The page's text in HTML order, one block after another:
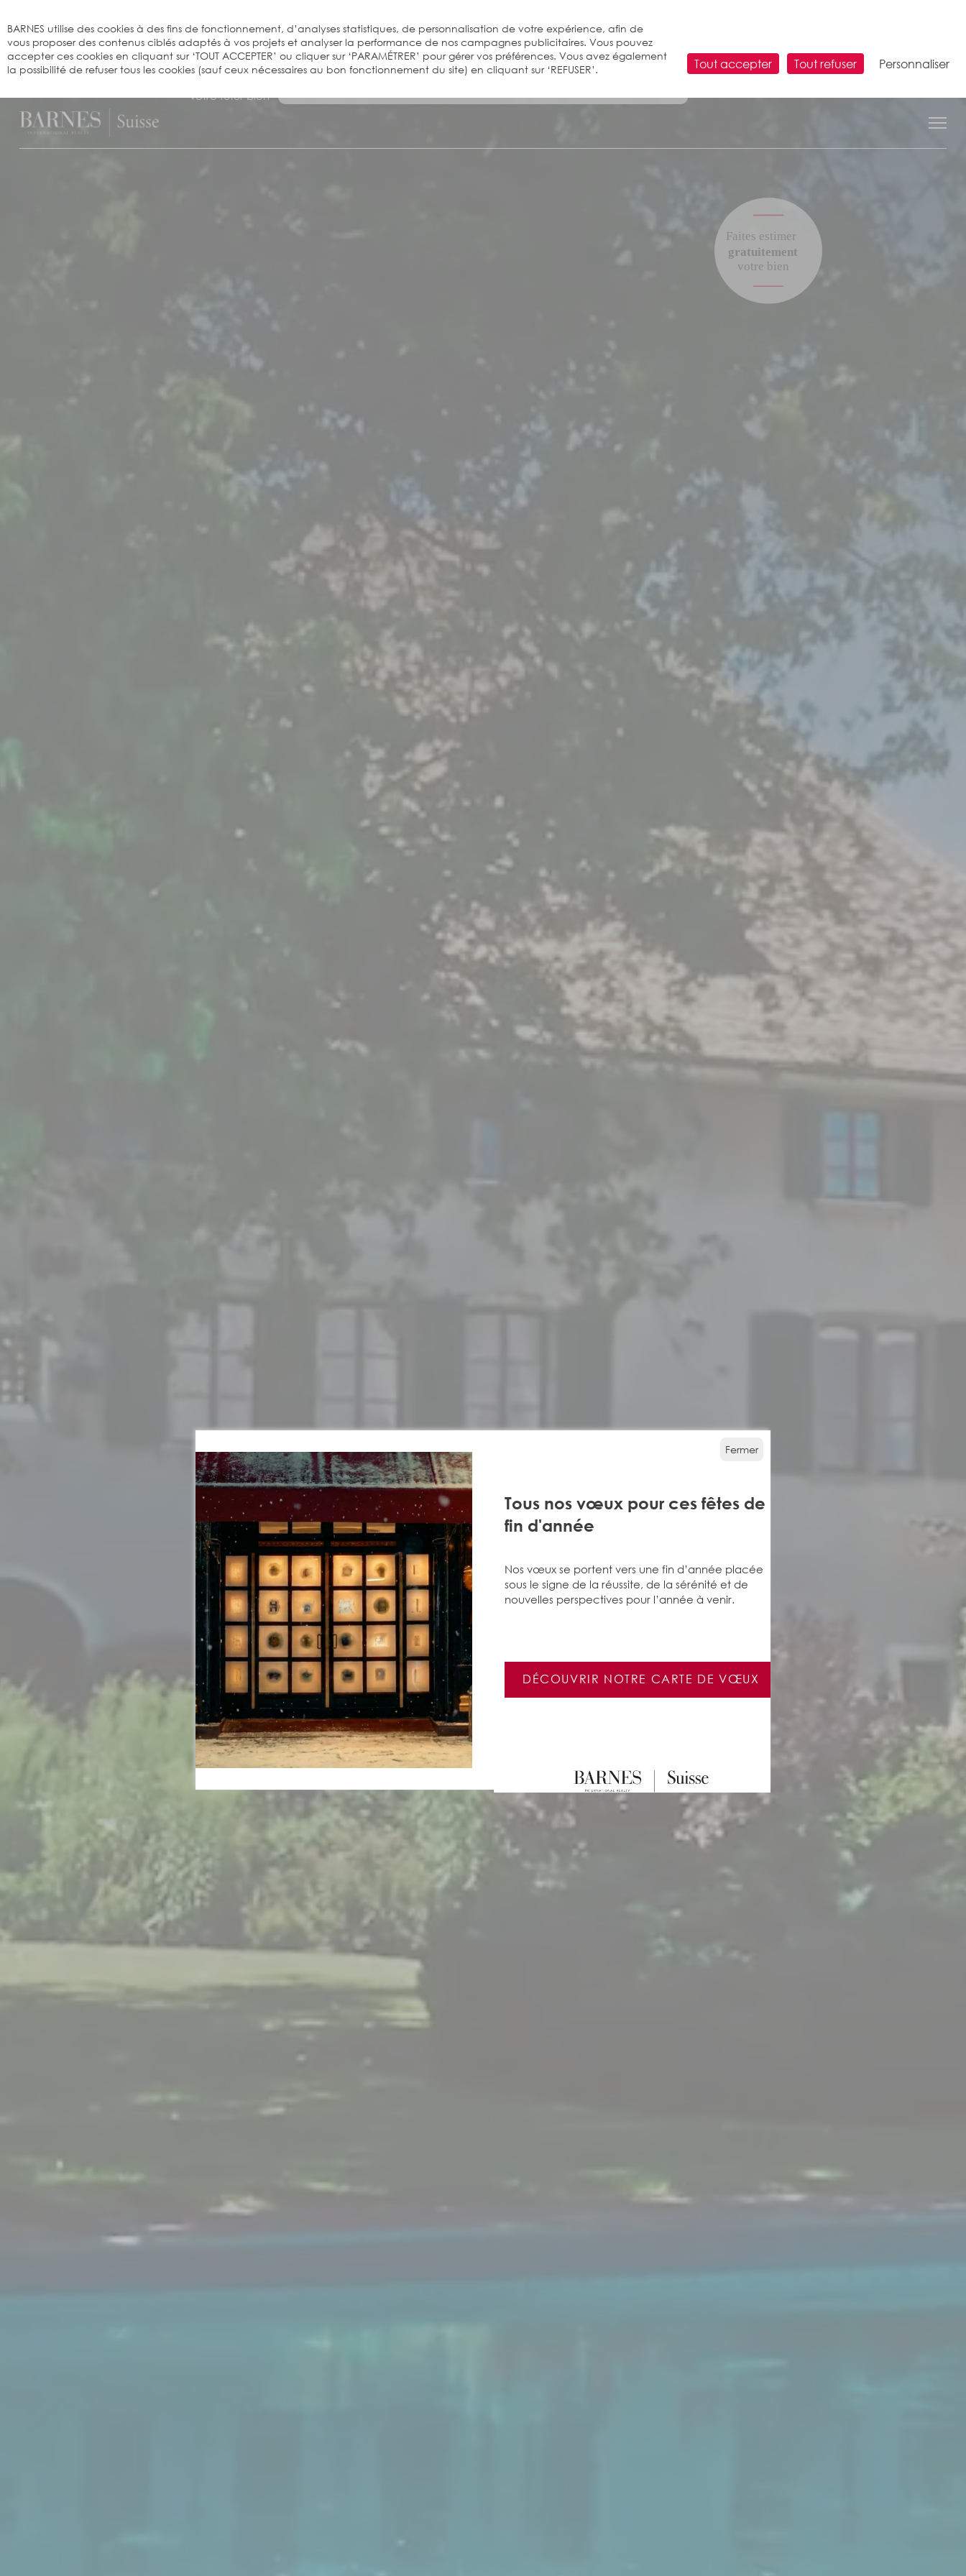
Recherchez
votre futur bien
Fermer
Tous nos vœux pour ces fêtes de
fin d'année
Nos vœux se portent vers une fin d’année placée
sous le signe de la réussite, de la sérénité et de
nouvelles perspectives pour l’année à venir.
DÉCOUVRIR NOTRE CARTE DE VŒUX
BARNES utilise des cookies à des fins de fonctionnement, d’analyses statistiques, de personnalisation de votre expérience, afin de
vous proposer des contenus ciblés adaptés à vos projets et analyser la performance de nos campagnes publicitaires. Vous pouvez
accepter ces cookies en cliquant sur ‘TOUT ACCEPTER’ ou cliquer sur ‘PARAMÉTRER’ pour gérer vos préférences. Vous avez également
la possibilité de refuser tous les cookies (sauf ceux nécessaires au bon fonctionnement du site) en cliquant sur ‘REFUSER’.
Tout accepter Tout refuser Personnaliser